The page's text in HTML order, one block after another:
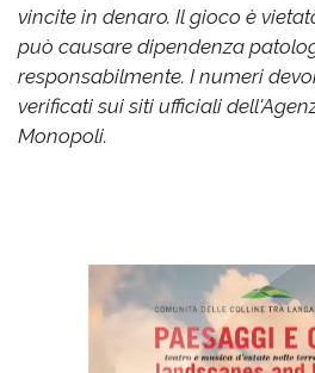
vincite in denaro. Il gioco è
può causare dipendenza
responsabilmente. I numeri
verificati sui siti ufficiali
Monopoli.